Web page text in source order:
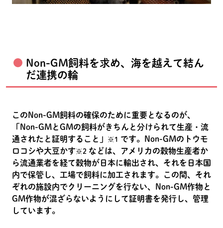
Non-GM飼料を求め、海を越えて結ん
だ連携の輪
このNon-GM飼料の確保のために重要となるのが、
「Non-GMとGMの飼料がきちんと分けられて生産・流
通されたと証明すること」
※1
です。Non-GMのトウモ
ロコシや大豆かす※2 などは、アメリカの穀物生産者か
ら流通業者を経て穀物が日本に輸出され、それを日本国
内で保管し、工場で飼料に加工されます。この間、それ
ぞれの施設内でクリーニングを行ない、Non-GM作物と
GM作物が混ざらないようにして証明書を発行し、管理
しています。